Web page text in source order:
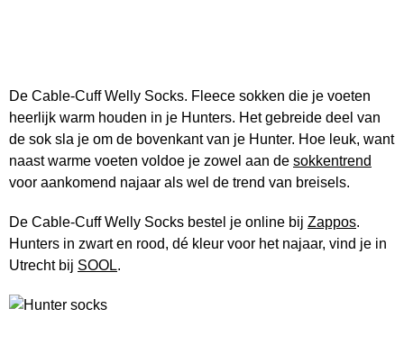
De Cable-Cuff Welly Socks. Fleece sokken die je voeten
heerlijk warm houden in je Hunters. Het gebreide deel van
de sok sla je om de bovenkant van je Hunter. Hoe leuk, want
naast warme voeten voldoe je zowel aan de sokkentrend
voor aankomend najaar als wel de trend van breisels.
De Cable-Cuff Welly Socks bestel je online bij Zappos.
Hunters in zwart en rood, dé kleur voor het najaar, vind je in
Utrecht bij SOOL.